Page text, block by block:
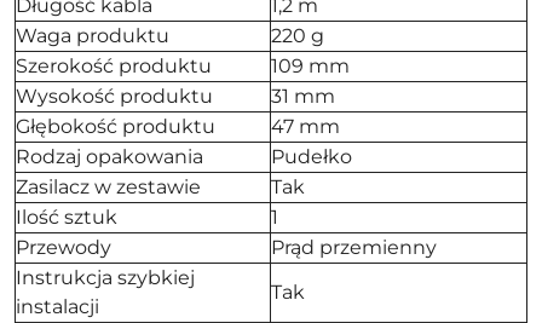
Długość kabla
1,2 m
Waga produktu
220 g
Szerokość produktu
109 mm
Wysokość produktu
31 mm
Głębokość produktu
47 mm
Rodzaj opakowania
Pudełko
Zasilacz w zestawie
Tak
Ilość sztuk
1
Przewody
Prąd przemienny
Instrukcja szybkiej
instalacji
Tak